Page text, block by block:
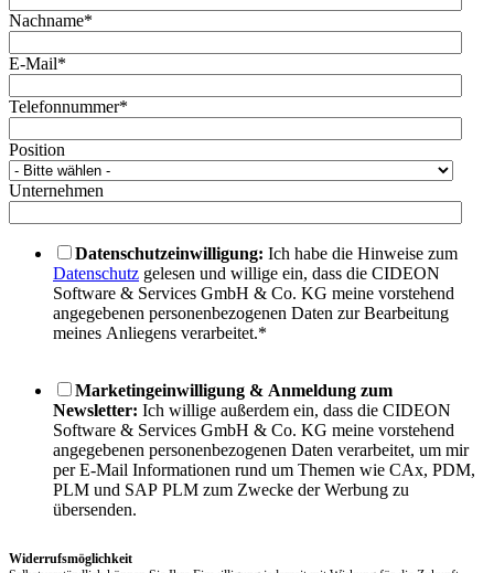
Nachname*
E-Mail*
Telefonnummer*
Position
Unternehmen
Datenschutzeinwilligung: Ich habe die Hinweise zum
Datenschutz gelesen und willige ein, dass die CIDEON
Software & Services GmbH & Co. KG meine vorstehend
angegebenen personenbezogenen Daten zur Bearbeitung
meines Anliegens verarbeitet.*
Marketingeinwilligung & Anmeldung zum
Newsletter: Ich willige außerdem ein, dass die CIDEON
Software & Services GmbH & Co. KG meine vorstehend
angegebenen personenbezogenen Daten verarbeitet, um mir
per E-Mail Informationen rund um Themen wie CAx, PDM,
PLM und SAP PLM zum Zwecke der Werbung zu
übersenden.
Widerrufsmöglichkeit